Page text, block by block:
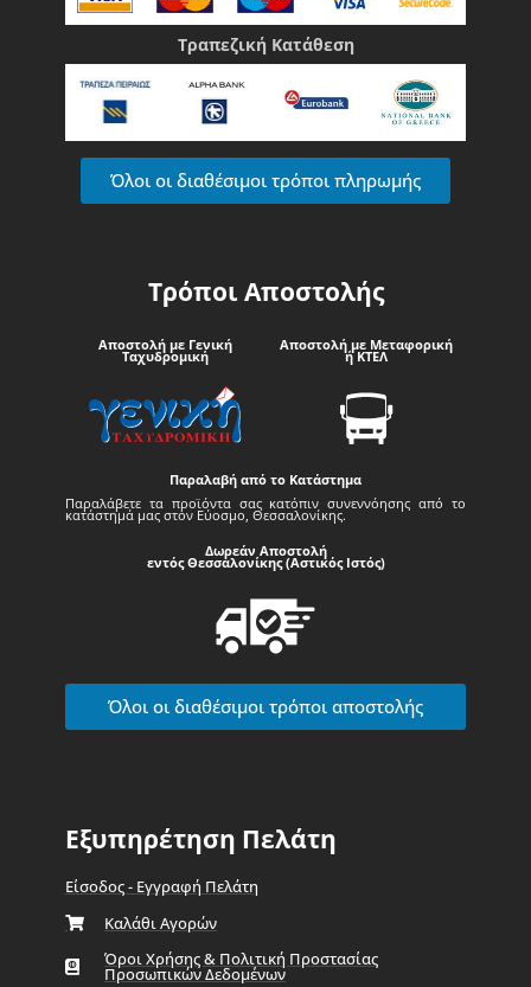
Τραπεζική Κατάθεση
Όλοι οι διαθέσιμοι τρόποι πληρωμής
Τρόποι Αποστολής
Αποστολή με Γενική
Ταχυδρομική
Αποστολή με Μεταφορική
ή ΚΤΕΛ
Παραλαβή από το Κατάστημα
Παραλάβετε τα προϊόντα σας κατόπιν συνεννόησης από το
κατάστημά μας στον Εύοσμο, Θεσσαλονίκης.
Δωρεάν Αποστολή
εντός Θεσσαλονίκης (Αστικός Ιστός)
Όλοι οι διαθέσιμοι τρόποι αποστολής
Εξυπηρέτηση Πελάτη
Είσοδος - Εγγραφή Πελάτη
Καλάθι Αγορών
Όροι Χρήσης & Πολιτική Προστασίας
Προσωπικών Δεδομένων